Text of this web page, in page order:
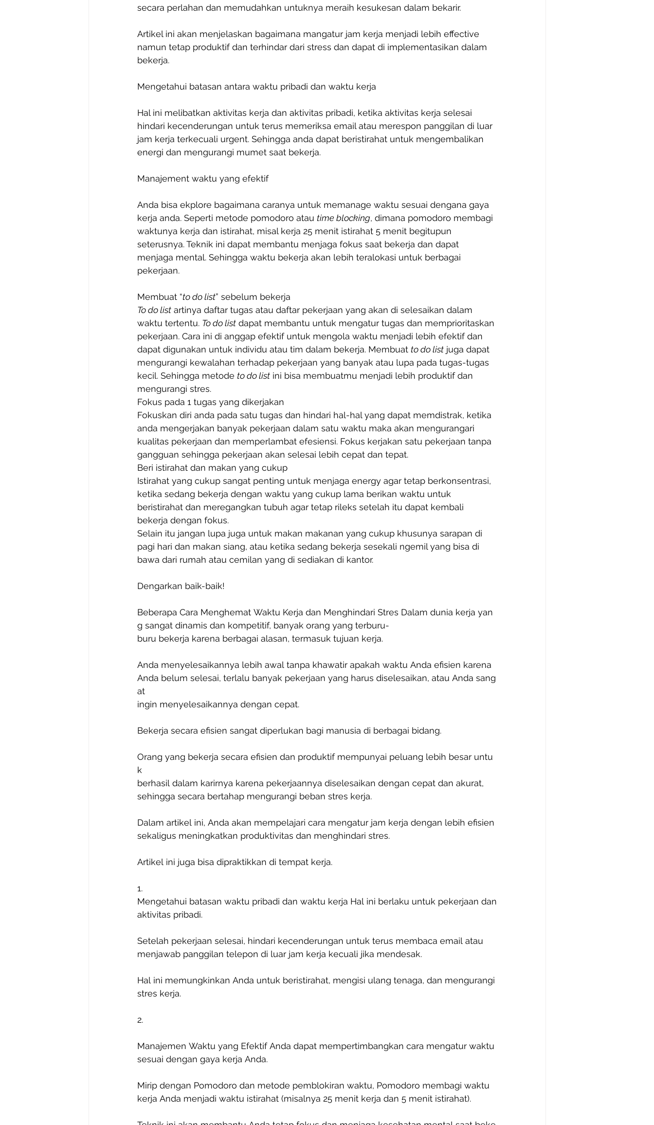
secara perlahan dan memudahkan untuknya meraih kesukesan dalam bekarir.
Artikel ini akan menjelaskan bagaimana mangatur jam kerja menjadi lebih effective
namun tetap produktif dan terhindar dari stress dan dapat di implementasikan dalam
bekerja.
Mengetahui batasan antara waktu pribadi dan waktu kerja
Hal ini melibatkan aktivitas kerja dan aktivitas pribadi, ketika aktivitas kerja selesai
hindari kecenderungan untuk terus memeriksa email atau merespon panggilan di luar
jam kerja terkecuali urgent. Sehingga anda dapat beristirahat untuk mengembalikan
energi dan mengurangi mumet saat bekerja.
Manajement waktu yang efektif
Anda bisa ekplore bagaimana caranya untuk memanage waktu sesuai dengana gaya
kerja anda. Seperti metode pomodoro atau time blocking, dimana pomodoro membagi
waktunya kerja dan istirahat, misal kerja 25 menit istirahat 5 menit begitupun
seterusnya. Teknik ini dapat membantu menjaga fokus saat bekerja dan dapat
menjaga mental. Sehingga waktu bekerja akan lebih teralokasi untuk berbagai
pekerjaan.
Membuat “to do list” sebelum bekerja
To do list artinya daftar tugas atau daftar pekerjaan yang akan di selesaikan dalam
waktu tertentu. To do list dapat membantu untuk mengatur tugas dan memprioritaskan
pekerjaan. Cara ini di anggap efektif untuk mengola waktu menjadi lebih efektif dan
dapat digunakan untuk individu atau tim dalam bekerja. Membuat to do list juga dapat
mengurangi kewalahan terhadap pekerjaan yang banyak atau lupa pada tugas-tugas
kecil. Sehingga metode to do list ini bisa membuatmu menjadi lebih produktif dan
mengurangi stres.
Fokus pada 1 tugas yang dikerjakan
Fokuskan diri anda pada satu tugas dan hindari hal-hal yang dapat memdistrak, ketika
anda mengerjakan banyak pekerjaan dalam satu waktu maka akan mengurangari
kualitas pekerjaan dan memperlambat efesiensi. Fokus kerjakan satu pekerjaan tanpa
gangguan sehingga pekerjaan akan selesai lebih cepat dan tepat.
Beri istirahat dan makan yang cukup
Istirahat yang cukup sangat penting untuk menjaga energy agar tetap berkonsentrasi,
ketika sedang bekerja dengan waktu yang cukup lama berikan waktu untuk
beristirahat dan meregangkan tubuh agar tetap rileks setelah itu dapat kembali
bekerja dengan fokus.
Selain itu jangan lupa juga untuk makan makanan yang cukup khusunya sarapan di
pagi hari dan makan siang, atau ketika sedang bekerja sesekali ngemil yang bisa di
bawa dari rumah atau cemilan yang di sediakan di kantor.
Dengarkan baik-baik!
Beberapa Cara Menghemat Waktu Kerja dan Menghindari Stres Dalam dunia kerja yan
g sangat dinamis dan kompetitif, banyak orang yang terburu-
buru bekerja karena berbagai alasan, termasuk tujuan kerja.
Anda menyelesaikannya lebih awal tanpa khawatir apakah waktu Anda efisien karena
Anda belum selesai, terlalu banyak pekerjaan yang harus diselesaikan, atau Anda sang
at
ingin menyelesaikannya dengan cepat.
Bekerja secara efisien sangat diperlukan bagi manusia di berbagai bidang.
Orang yang bekerja secara efisien dan produktif mempunyai peluang lebih besar untu
k
berhasil dalam karirnya karena pekerjaannya diselesaikan dengan cepat dan akurat,
sehingga secara bertahap mengurangi beban stres kerja.
Dalam artikel ini, Anda akan mempelajari cara mengatur jam kerja dengan lebih efisien
sekaligus meningkatkan produktivitas dan menghindari stres.
Artikel ini juga bisa dipraktikkan di tempat kerja.
1.
Mengetahui batasan waktu pribadi dan waktu kerja Hal ini berlaku untuk pekerjaan dan
aktivitas pribadi.
Setelah pekerjaan selesai, hindari kecenderungan untuk terus membaca email atau
menjawab panggilan telepon di luar jam kerja kecuali jika mendesak.
Hal ini memungkinkan Anda untuk beristirahat, mengisi ulang tenaga, dan mengurangi
stres kerja.
2.
Manajemen Waktu yang Efektif Anda dapat mempertimbangkan cara mengatur waktu
sesuai dengan gaya kerja Anda.
Mirip dengan Pomodoro dan metode pemblokiran waktu, Pomodoro membagi waktu
kerja Anda menjadi waktu istirahat (misalnya 25 menit kerja dan 5 menit istirahat).